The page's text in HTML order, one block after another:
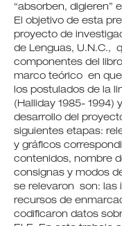
“absorben, digieren”
El objetivo de esta
proyecto de
de Lenguas, U.N.C.,
componentes del
marco teórico en
los postulados de la
(Halliday 1985- 1994)
desarrollo del
siguientes etapas:
y gráficos
contenidos, nombre
consignas y modos
se relevaron son: las
recursos de
codificaron datos